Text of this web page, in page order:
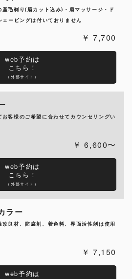
毛剃り(眉カット込み)・肩マッサージ・ド
ービングは付いておりません
7,700
web予約は
こちら！
（外部サイト）
客様のご希望に合わせてカウンセリングい
6,600〜
web予約は
こちら！
（外部サイト）
ラー
良材、防腐剤、着色料、界面活性剤は使用
7,150
web予約は